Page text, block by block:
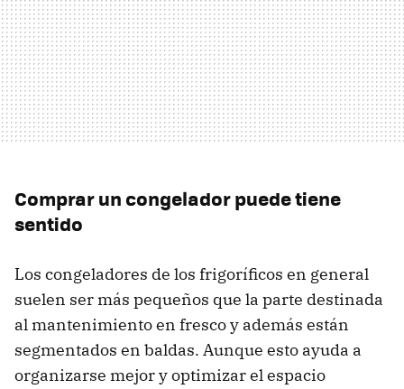
Comprar un congelador puede tiene
sentido
Los congeladores de los frigoríficos en general
suelen ser más pequeños que la parte destinada
al mantenimiento en fresco y además están
segmentados en baldas. Aunque esto ayuda a
organizarse mejor y optimizar el espacio